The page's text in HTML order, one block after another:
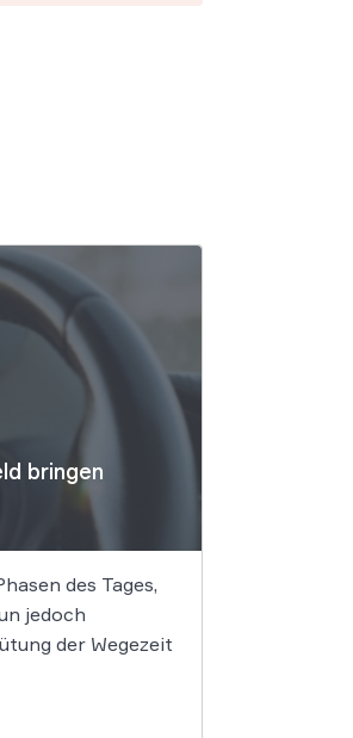
bringen
des Tages,
jedoch
der Wegezeit